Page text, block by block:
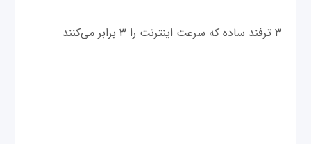
۳ ترفند ساده که سرعت اینترنت را ۳ برابر می‌کنند